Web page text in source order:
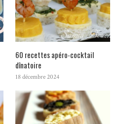
60 recettes apéro-cocktail
dînatoire
18 décembre 2024